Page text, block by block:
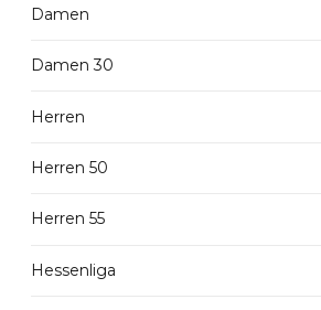
Damen
Damen 30
Herren
Herren 50
Herren 55
Hessenliga